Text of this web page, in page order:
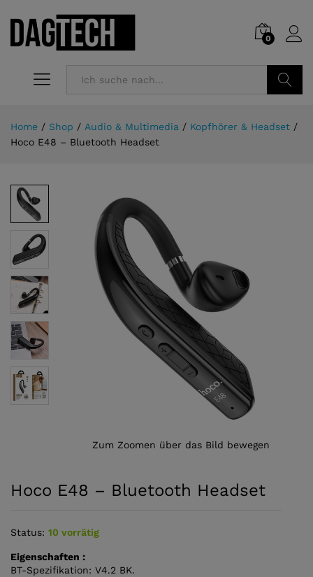
0
Home / Shop / Audio & Multimedia / Kopfhörer & Headset /
Hoco E48 – Bluetooth Headset
Zum Zoomen über das Bild bewegen
Hoco E48 – Bluetooth Headset
Status: 10 vorrätig
Eigenschaften :
BT-Spezifikation: V4.2 BK.